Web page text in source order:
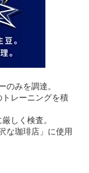
のみを調達。
レーニングを積
しく検査。
な珈琲店」に使用